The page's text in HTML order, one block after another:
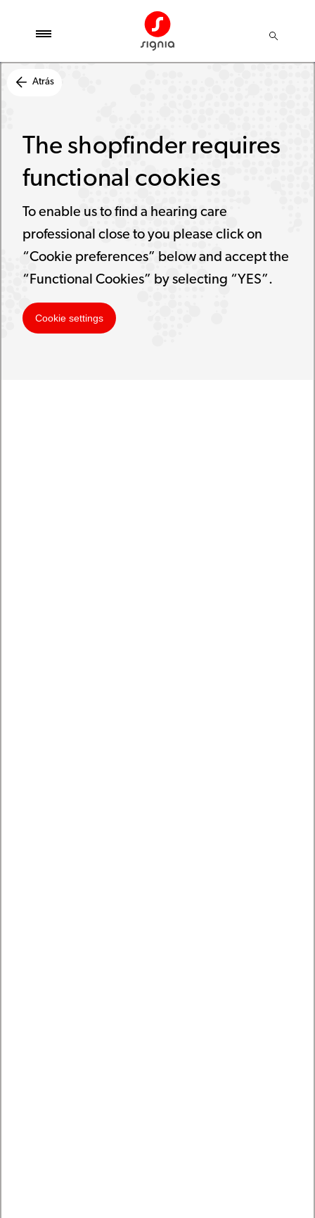
Atrás
The shopfinder requires
functional cookies
To enable us to find a hearing care
professional close to you please click on
“Cookie preferences” below and accept the
“Functional Cookies” by selecting “YES”.
Cookie settings